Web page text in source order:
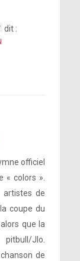
dit :
officiel
« colors ».
artistes de
coupe du
que la
Jlo.
de